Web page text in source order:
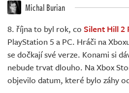
Živě Michal Burian
8. října to byl rok, co Silent Hill 2
PlayStation 5 a PC. Hráči na
se dočkají své verze. Konami si
nebude trvat dlouho. Na Xbox
objevilo datum, které bylo záhy